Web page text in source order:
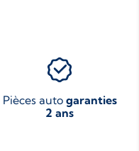
Pièces auto garanties
2 ans